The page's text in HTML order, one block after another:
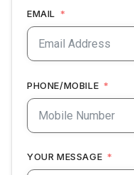
EMAIL
PHONE/MOBILE
YOUR MESSAGE